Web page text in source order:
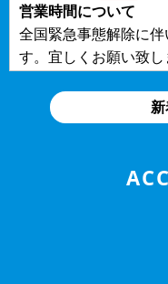
営業時間について
全国緊急事態解除に
す。宜しくお願い致し
2020/04/19 NEWS
コロナ感染予防につ
５：００迄尚、御電